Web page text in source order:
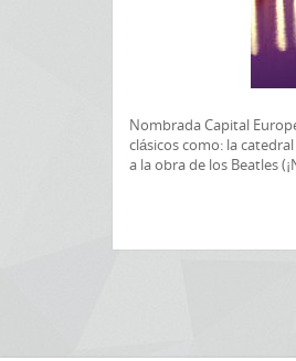
Nombrada Capital
clásicos como: la
a la obra de los Beatles